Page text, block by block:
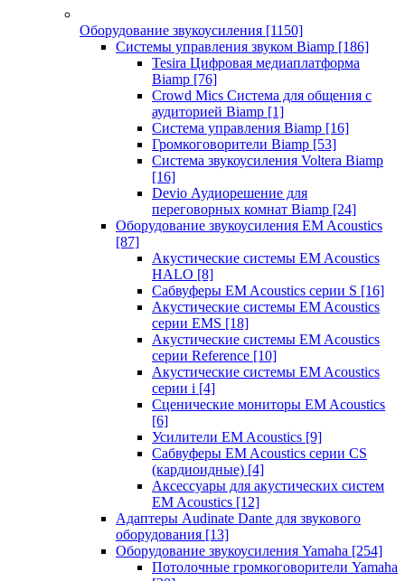
Оборудование звукоусиления [1150]
Системы управления звуком Biamp [186]
Tesira Цифровая медиаплатформа
Biamp [76]
Crowd Mics Система для общения с
аудиторией Biamp [1]
Система управления Biamp [16]
Громкоговорители Biamp [53]
Система звукоусиления Voltera Biamp
[16]
Devio Аудиорешение для
переговорных комнат Biamp [24]
Оборудование звукоусиления EM Acoustics
[87]
Акустические системы EM Acoustics
HALO [8]
Сабвуферы EM Acoustics серии S [16]
Акустические системы EM Acoustics
серии EMS [18]
Акустические системы EM Acoustics
серии Reference [10]
Акустические системы EM Acoustics
серии i [4]
Сценические мониторы EM Acoustics
[6]
Усилители EM Acoustics [9]
Сабвуферы EM Acoustics серии CS
(кардиоидные) [4]
Аксессуары для акустических систем
EM Acoustics [12]
Адаптеры Audinate Dante для звукового
оборудования [13]
Оборудование звукоусиления Yamaha [254]
Потолочные громкоговорители Yamaha